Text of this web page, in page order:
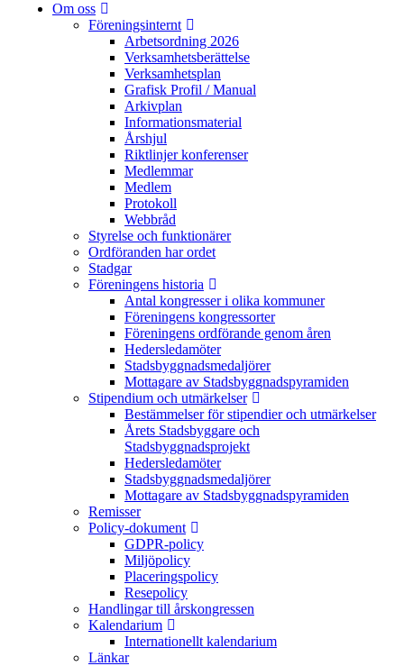
Om oss
Föreningsinternt
Arbetsordning 2026
Verksamhetsberättelse
Verksamhetsplan
Grafisk Profil / Manual
Arkivplan
Informationsmaterial
Årshjul
Riktlinjer konferenser
Medlemmar
Medlem
Protokoll
Webbråd
Styrelse och funktionärer
Ordföranden har ordet
Stadgar
Föreningens historia
Antal kongresser i olika kommuner
Föreningens kongressorter
Föreningens ordförande genom åren
Hedersledamöter
Stadsbyggnadsmedaljörer
Mottagare av Stadsbyggnadspyramiden
Stipendium och utmärkelser
Bestämmelser för stipendier och utmärkelser
Årets Stadsbyggare och
Stadsbyggnadsprojekt
Hedersledamöter
Stadsbyggnadsmedaljörer
Mottagare av Stadsbyggnadspyramiden
Remisser
Policy-dokument
GDPR-policy
Miljöpolicy
Placeringspolicy
Resepolicy
Handlingar till årskongressen
Kalendarium
Internationellt kalendarium
Länkar